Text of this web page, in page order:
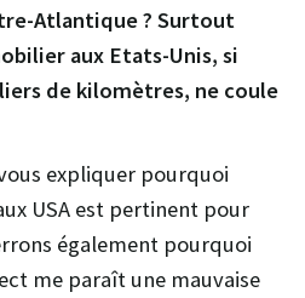
Atlantique ? Surtout
aux Etats-Unis, si
de kilomètres, ne coule
expliquer pourquoi
USA est pertinent pour
également pourquoi
me paraît une mauvaise